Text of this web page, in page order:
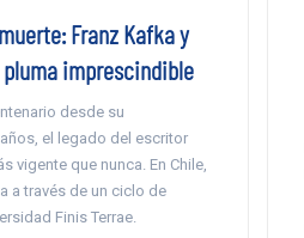
Franz Kafka y
imprescindible
desde su
el legado del escritor
vigente que nunca. En Chile,
a través de un ciclo de
Finis Terrae.